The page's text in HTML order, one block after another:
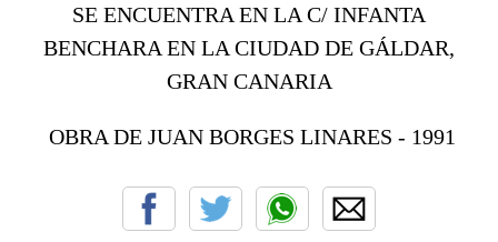
SE ENCUENTRA EN LA C/ INFANTA
BENCHARA EN LA CIUDAD DE GÁLDAR,
GRAN CANARIA
OBRA DE JUAN BORGES LINARES - 1991